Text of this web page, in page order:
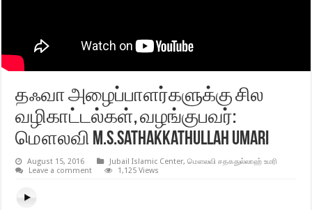
தஃவா அழைப்பாளர்களுக்கு சில
வழிகாட்டல்கள், வழங்குபவர்:
மௌலவி M.S.Sathakkathullah Umari
August 15, 2016 Jubail Islamic Center,மௌலவி சதகதுல்லாஹ் உமரி
Leave a comment
1,125 Views